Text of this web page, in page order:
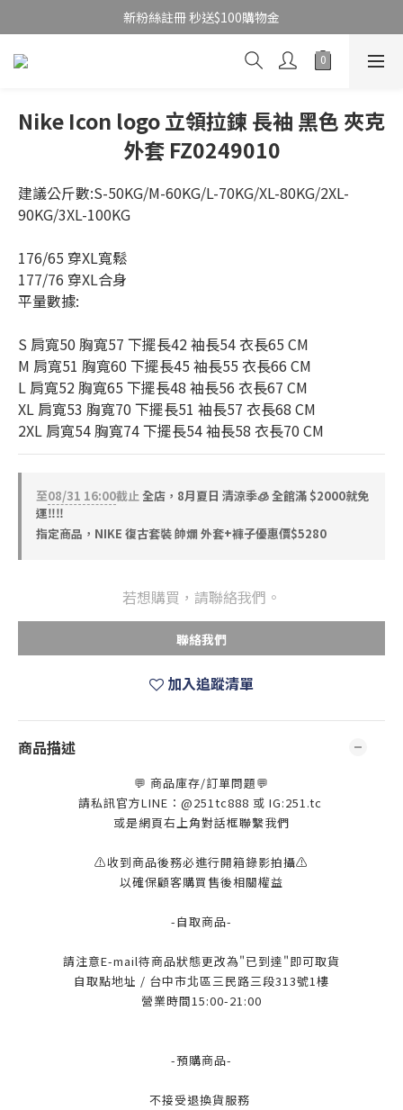
新粉絲註冊 秒送$100購物金
Nike Icon logo 立領拉鍊 長袖 黑色 夾克
外套 FZ0249010
建議公斤數:S-50KG/M-60KG/L-70KG/XL-80KG/2XL-
90KG/3XL-100KG
176/65 穿XL寬鬆
177/76 穿XL合身
平量數據:
S 肩寬50 胸寬57 下擺長42 袖長54 衣長65 CM
M 肩寬51 胸寬60 下擺長45 袖長55 衣長66 CM
L 肩寬52 胸寬65 下擺長48 袖長56 衣長67 CM
XL 肩寬53 胸寬70 下擺長51 袖長57 衣長68 CM
2XL 肩寬54 胸寬74 下擺長54 袖長58 衣長70 CM
至08/31 16:00截止全店，8月夏日 清涼季🧊 全館滿 $2000就免
運‼️‼️
指定商品，NIKE 復古套裝 帥爛 外套+褲子優惠價$5280
若想購買，請聯絡我們。
聯絡我們
加入追蹤清單
商品描述
💬 商品庫存/訂單問題💬
請私訊官方LINE：@251tc888 或 IG:251.tc
或是網頁右上角對話框聯繫我們
⚠️收到商品後務必進行開箱錄影拍攝⚠️
以確保顧客購買售後相關權益
-自取商品-
請注意E-mail待商品狀態更改為"已到達"即可取貨
自取點地址 / 台中市北區三民路三段313號1樓
營業時間15:00-21:00
-預購商品-
不接受退換貨服務